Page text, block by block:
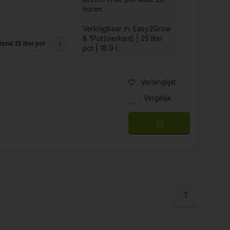
25 liter pot 18.9 liter Smartpot
horen.
Verkrijgbaar in: Easy2Grow
& 1Pot(vierkant) | 25 liter
pot | 18.9 l...
Verlanglijst
Vergelijk
1